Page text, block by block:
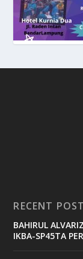
RECENT
BAHIRUL
IKBA-SP45TA